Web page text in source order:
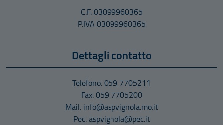
C.F. 03099960365
P.IVA 03099960365
Dettagli contatto
Telefono: 059 7705211
Fax: 059 7705200
Mail: info@aspvignola.mo.it
Pec: aspvignola@pec.it